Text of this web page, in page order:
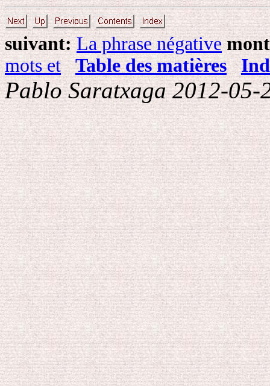
suivant: La phrase négative
mots et
Table des matières
Pablo Saratxaga 2012-05-